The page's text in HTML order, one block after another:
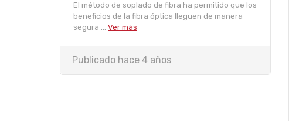
El método de soplado de fibra ha permitido que los
beneficios de la fibra óptica lleguen de manera
segura ... Ver más
Publicado hace 4 años